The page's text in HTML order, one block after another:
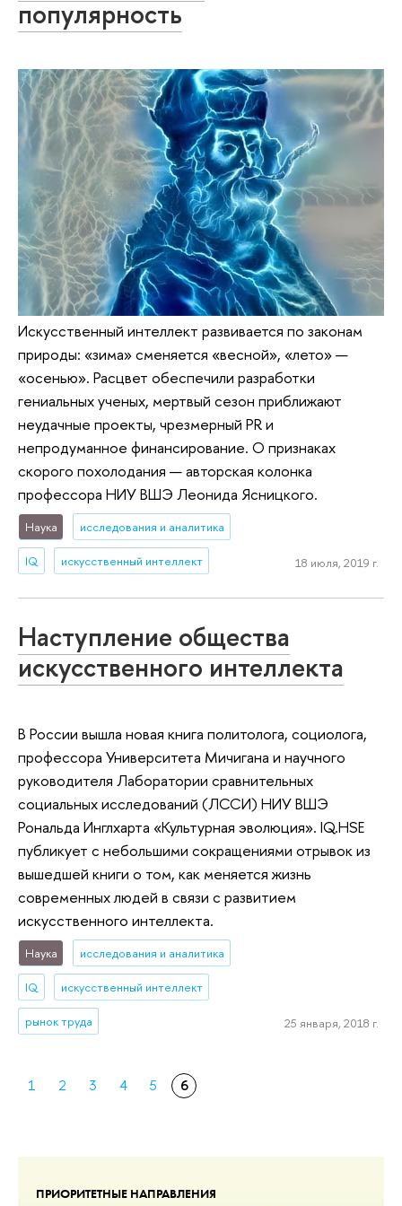
ПРИОРИТЕТНЫЕ НАПРАВЛЕНИЯ
популярность
Искусственный интеллект развивается по законам
природы: «зима» сменяется «весной», «лето» —
«осенью». Расцвет обеспечили разработки
гениальных ученых, мертвый сезон приближают
неудачные проекты, чрезмерный PR и
непродуманное финансирование. О признаках
скорого похолодания — авторская колонка
профессора НИУ ВШЭ Леонида Ясницкого.
Наука исследования и аналитика
IQ искусственный интеллект 18 июля, 2019 г.
Наступление общества
искусственного интеллекта
В России вышла новая книга политолога, социолога,
профессора Университета Мичигана и научного
руководителя Лаборатории сравнительных
социальных исследований (ЛССИ) НИУ ВШЭ
Рональда Инглхарта «Культурная эволюция». IQ.HSE
публикует c небольшими сокращениями отрывок из
вышедшей книги о том, как меняется жизнь
современных людей в связи с развитием
искусственного интеллекта.
Наука исследования и аналитика
IQ искусственный интеллект
рынок труда 25 января, 2018 г.
1 2 3 4 5 6